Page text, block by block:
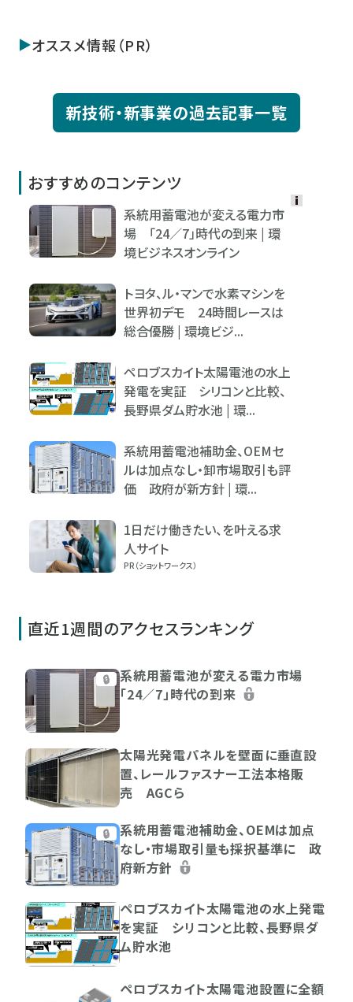
オススメ情報（PR）
新技術・新事業の過去記事一覧
おすすめのコンテンツ
系統用蓄電池が変える電力市
場 「24／7」時代の到来 | 環
境ビジネスオンライン
トヨタ、ル・マンで水素マシンを
世界初デモ 24時間レースは
総合優勝 | 環境ビジ...
ペロブスカイト太陽電池の水上
発電を実証 シリコンと比較、
長野県ダム貯水池 | 環...
系統用蓄電池補助金、OEMセ
ルは加点なし・卸市場取引も評
価 政府が新方針 | 環...
1日だけ働きたい、を叶える求
人サイト
PR（ショットワークス）
直近1週間のアクセスランキング
🔒
系統用蓄電池が変える電力市場
「24／7」時代の到来
太陽光発電パネルを壁面に垂直設
置、レールファスナー工法本格販
売 AGCら
🔒
系統用蓄電池補助金、OEMは加点
なし・市場取引量も採択基準に 政
府新方針
ペロブスカイト太陽電池の水上発電
を実証 シリコンと比較、長野県ダ
ム貯水池
ペロブスカイト太陽電池設置に全額